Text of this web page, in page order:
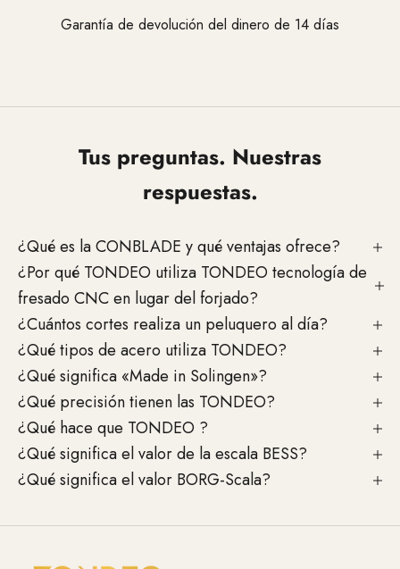
Garantía de devolución del dinero de 14 días
Tus preguntas. Nuestras
respuestas.
¿Qué es la CONBLADE y qué ventajas ofrece?
¿Por qué TONDEO utiliza TONDEO tecnología de
fresado CNC en lugar del forjado?
¿Cuántos cortes realiza un peluquero al día?
¿Qué tipos de acero utiliza TONDEO?
¿Qué significa «Made in Solingen»?
¿Qué precisión tienen las TONDEO?
¿Qué hace que TONDEO ?
¿Qué significa el valor de la escala BESS?
¿Qué significa el valor BORG-Scala?